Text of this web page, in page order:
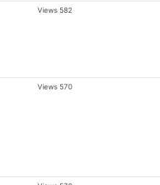
Views 582
Views 570